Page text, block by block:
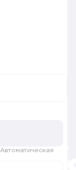
Автоматическая